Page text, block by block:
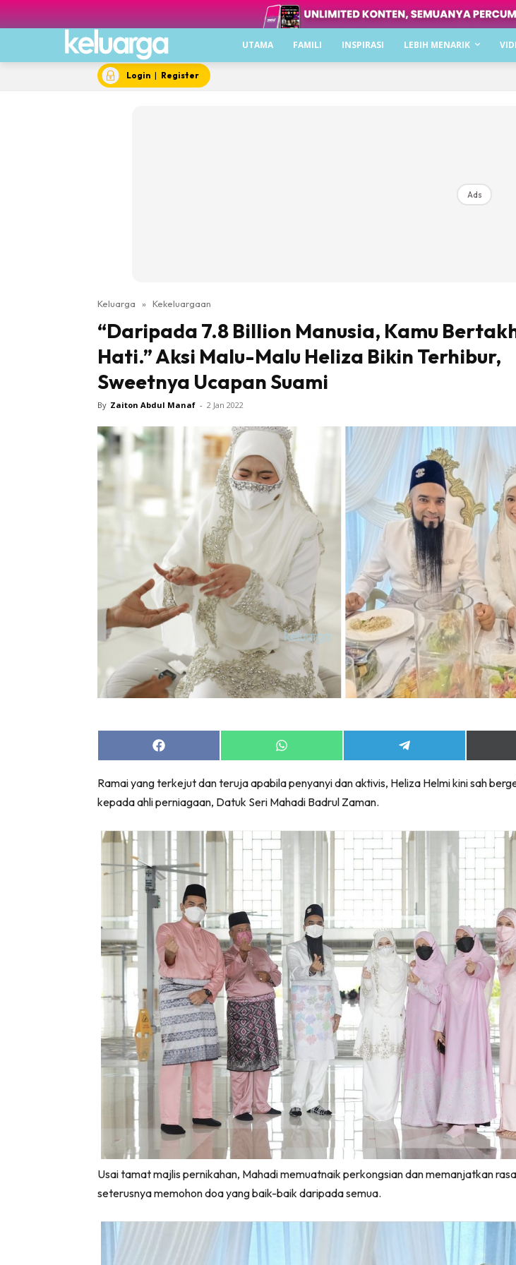
UTAMA FAMILI INSPIRASI LEBIH MENARIK
Login | Register
Ads
Keluarga » Kekeluargaan
“Daripada 7.8 Billion Manusia, Kamu
Hati.” Aksi Malu-Malu Heliza Bikin Terhibur,
Sweetnya Ucapan Suami
By Zaiton Abdul Manaf - 2 Jan 2022
Share
on
Share
on
Share
on
Ramai yang terkejut dan teruja apabila penyanyi dan aktivis, Heliza Helmi kini sah
kepada ahli perniagaan, Datuk Seri Mahadi Badrul Zaman.
Usai tamat majlis pernikahan, Mahadi memuatnaik perkongsian dan memanjatkan
seterusnya memohon doa yang baik-baik daripada semua.